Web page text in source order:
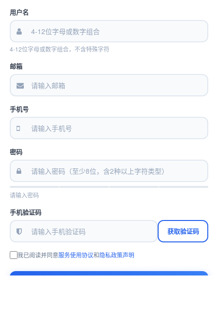
用户名
4-12位字母或数字组合，不含特殊字符
邮箱
手机号
密码
请输入密码
手机验证码
获取验证码
我已阅读并同意服务使用协议和隐私政策声明